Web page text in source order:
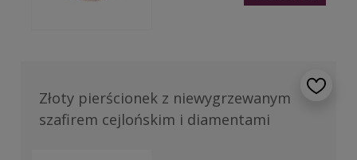
Złoty pierścionek z niewygrzewanym
szafirem cejlońskim i diamentami